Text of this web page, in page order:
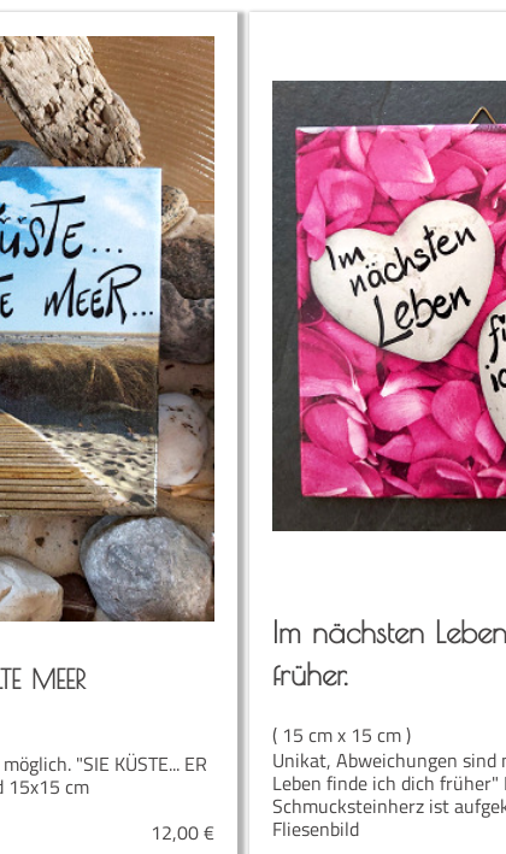
MEER
"SIE KÜSTE... ER
15x15 cm
12,00€
Im nächs­ten
früher.
( 15 cm x 15 cm )
Unikat, Abweichungen sind
Leben finde ich dich früher"
Schmucksteinherz ist
Fliesenbild